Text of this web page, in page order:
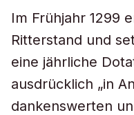
Im Frühjahr 1299
Ritterstand und
eine jährliche
ausdrücklich „in
dankenswerten